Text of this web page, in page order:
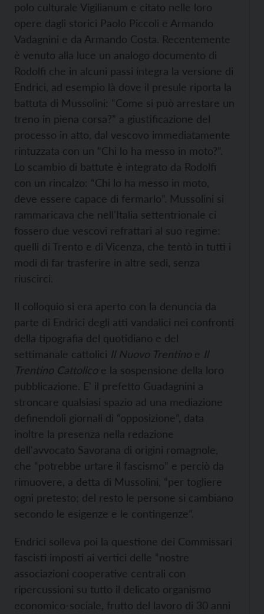
polo culturale Vigilianum e citato nelle loro
opere dagli storici Paolo Piccoli e Armando
Vadagnini e da Armando Costa. Recentemente
è venuto alla luce un analogo documento di
Rodolfi che in alcuni passi integra la versione di
Endrici, ad esempio là dove il presule riporta la
battuta di Mussolini: “Come si può arrestare un
treno in piena corsa?” a giustificazione del
processo in atto, dal vescovo immediatamente
rintuzzata con un ”Chi lo ha messo in moto?”.
Lo scambio di battute è integrato da Rodolfi
con un rincalzo: “Chi lo ha messo in moto,
deve essere capace di fermarlo”. Mussolini si
rammaricava che nell'Italia settentrionale ci
fossero due vescovi refrattari al suo regime:
quelli di Trento e di Vicenza, che tentò in tutti i
modi di far trasferire in altre sedi, senza
riuscirci.
Il colloquio si era aperto con la denuncia da
parte di Endrici degli atti vandalici nei confronti
della tipografia del quotidiano e del
settimanale cattolici Il Nuovo Trentino e Il
Trentino Cattolico e la sospensione della loro
pubblicazione. E' il prefetto Guadagnini a
stroncare qualsiasi spazio ad una mediazione
definendoli giornali di “opposizione”, data
inoltre la presenza nella redazione
dell'avvocato Savorana di origini romagnole,
che “potrebbe urtare il fascismo” e perciò da
rimuovere, a detta di Mussolini, “per togliere
ogni pretesto; del resto le persone si cambiano
secondo le esigenze e le contingenze”.
Endrici solleva poi la questione dei Commissari
fascisti imposti ai vertici delle “nostre
associazioni cooperative centrali con
ripercussioni su tutto il delicato organismo
economico-sociale, frutto del lavoro di 30 anni